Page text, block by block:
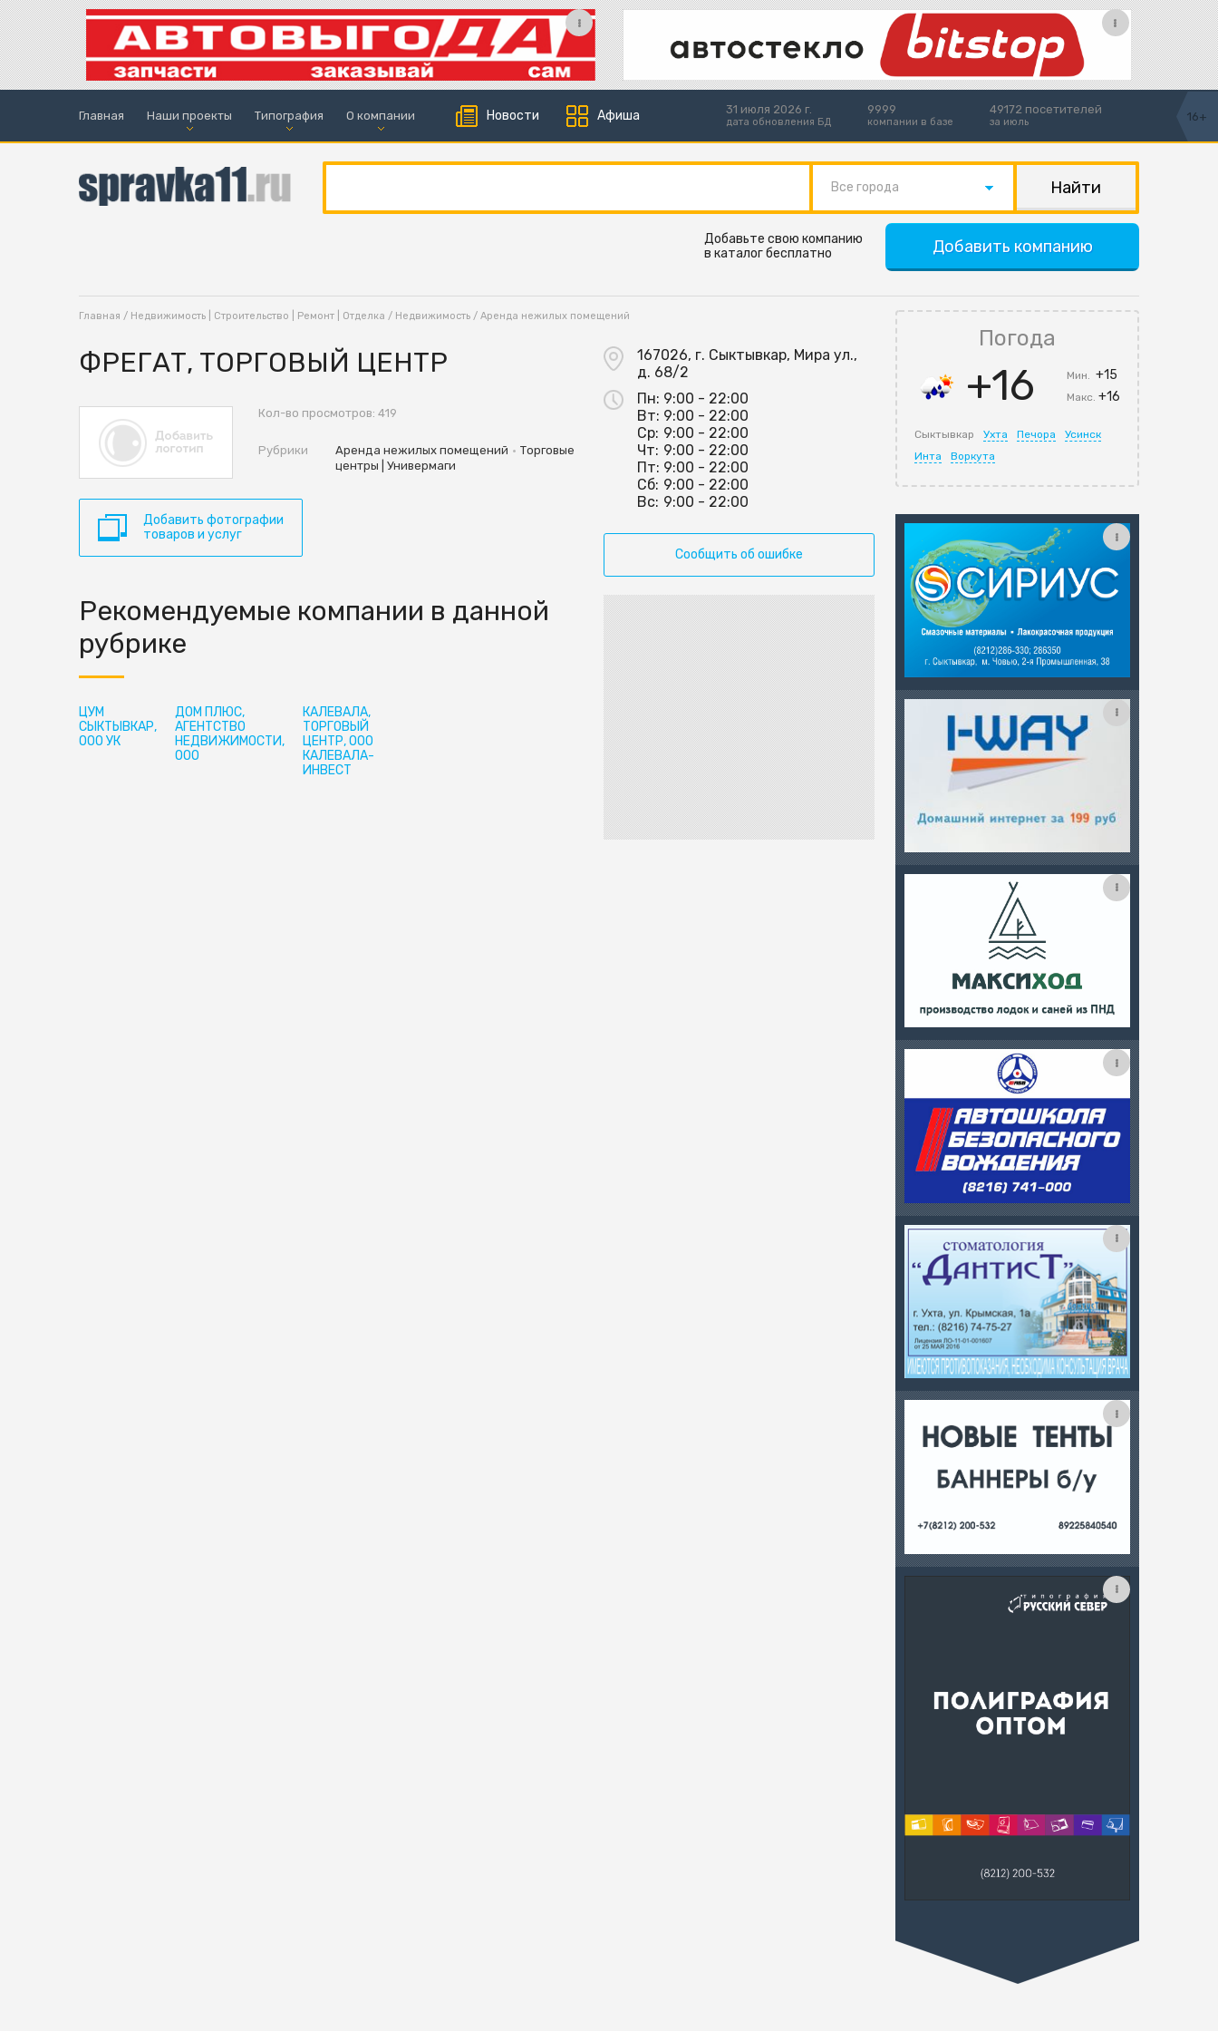
Главная Наши проекты Типография О компании Новости Афиша 31 июля 2026 г.
дата обновления БД
9999
компании в базе
49172 посетителей
за июль 16+
Все города
Добавить компанию
Добавьте свою компанию
в каталог бесплатно
Главная / Недвижимость | Строительство | Ремонт | Отделка / Недвижимость / Аренда нежилых помещений
ФРЕГАТ, ТОРГОВЫЙ ЦЕНТР
Кол-во просмотров: 419
Рубрики Аренда нежилых помещений • Торговые
центры | Универмаги
167026, г. Сыктывкар, Мира ул.,
д. 68/2
Пн: 9:00 - 22:00
Вт: 9:00 - 22:00
Ср: 9:00 - 22:00
Чт: 9:00 - 22:00
Пт: 9:00 - 22:00
Сб: 9:00 - 22:00
Вс: 9:00 - 22:00
Сообщить об ошибке
Добавить фотографии
товаров и услуг
Рекомендуемые компании в данной
рубрике
ЦУМ
СЫКТЫВКАР,
ООО УК
ДОМ ПЛЮС,
АГЕНТСТВО
НЕДВИЖИМОСТИ,
ООО
КАЛЕВАЛА,
ТОРГОВЫЙ
ЦЕНТР, ООО
КАЛЕВАЛА-
ИНВЕСТ
Погода
+16 Мин.+15
Макс.+16
Сыктывкар Ухта Печора
Усинск
Инта
Воркута